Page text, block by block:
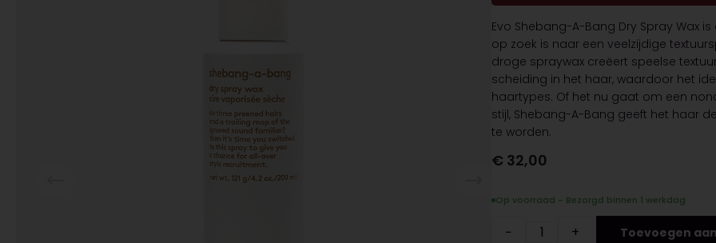
Evo Shebang-A-Bang Dry Spray Wax
op zoek is naar een veelzijdige
droge spraywax creëert speelse
scheiding in het haar, waardoor het
haartypes. Of het nu gaat om een
stijl, Shebang-A-Bang geeft het haar
te worden.
€ 32,00
Op voorraad - Bezorgd binnen 1 werkdag
− + Toevoegen